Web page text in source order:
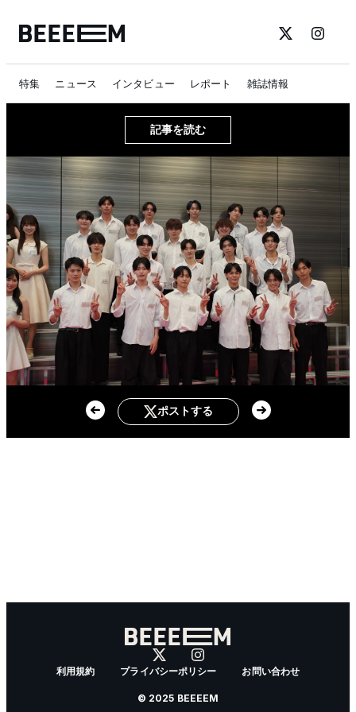
特集 ニュース インタビュー レポート 雑誌情報
記事を読む
ポストする
利用規約 プライバシーポリシー お問い合わせ
© 2025 BEEEEM